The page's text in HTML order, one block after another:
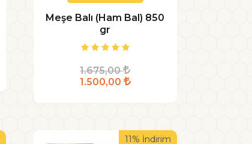
Meşe Balı (Ham Bal) 850
gr
1.675,00
1.500,00
11% İndirim